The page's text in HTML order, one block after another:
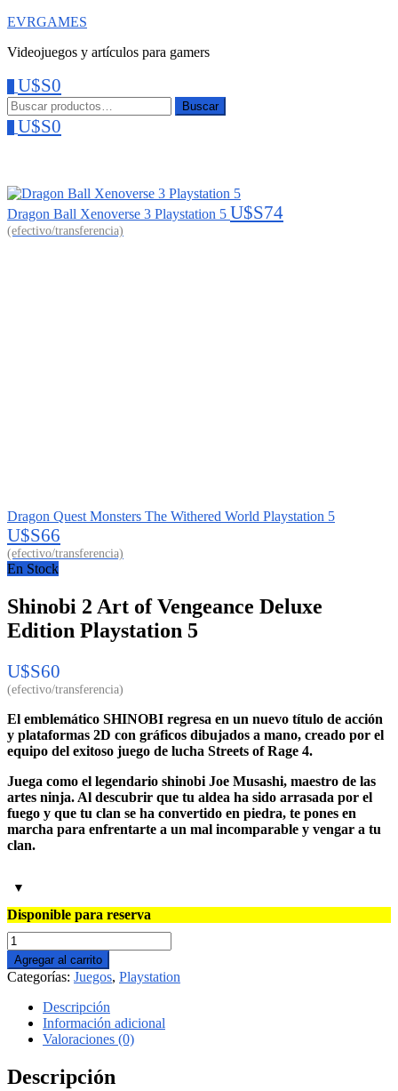
EVRGAMES
Videojuegos y artículos para gamers
U$S0
Menu
Buscar: Buscar
U$S0
Dragon Ball Xenoverse 3 Playstation 5 U$S74
Dragon Quest Monsters The Withered World Playstation 5
U$S66
En Stock
Shinobi 2 Art of Vengeance Deluxe
Edition Playstation 5
U$S60
El emblemático SHINOBI regresa en un nuevo título de acción
y plataformas 2D con gráficos dibujados a mano, creado por el
equipo del exitoso juego de lucha Streets of Rage 4.
Juega como el legendario shinobi Joe Musashi, maestro de las
artes ninja. Al descubrir que tu aldea ha sido arrasada por el
fuego y que tu clan se ha convertido en piedra, te pones en
marcha para enfrentarte a un mal incomparable y vengar a tu
clan.
Disponible para reserva
Shinobi
2
Art
of
Vengeance
Deluxe
Edition
Playstation
5
cantidad
Agregar al carrito
Categorías: Juegos, Playstation
Descripción
Información adicional
Valoraciones (0)
Descripción